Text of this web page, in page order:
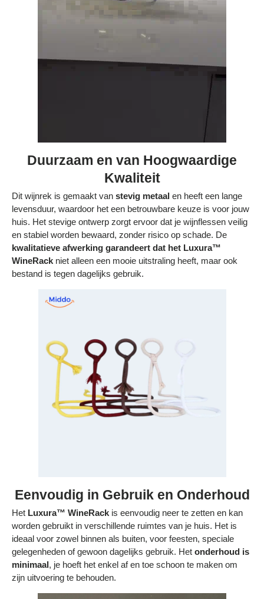
Duurzaam en van Hoogwaardige
Kwaliteit
Dit wijnrek is gemaakt van stevig metaal en heeft een lange
levensduur, waardoor het een betrouwbare keuze is voor jouw
huis. Het stevige ontwerp zorgt ervoor dat je wijnflessen veilig
en stabiel worden bewaard, zonder risico op schade. De
kwalitatieve afwerking garandeert dat het Luxura™
WineRack niet alleen een mooie uitstraling heeft, maar ook
bestand is tegen dagelijks gebruik.
Eenvoudig in Gebruik en Onderhoud
Het Luxura™ WineRack is eenvoudig neer te zetten en kan
worden gebruikt in verschillende ruimtes van je huis. Het is
ideaal voor zowel binnen als buiten, voor feesten, speciale
gelegenheden of gewoon dagelijks gebruik. Het onderhoud is
minimaal, je hoeft het enkel af en toe schoon te maken om
zijn uitvoering te behouden.